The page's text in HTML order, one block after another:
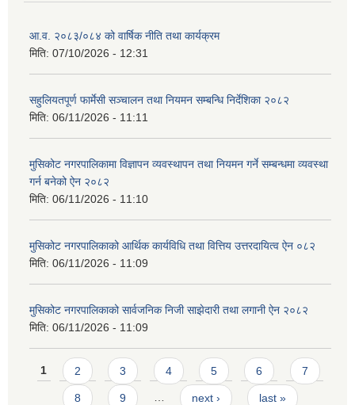
आ.व. २०८३/०८४ को वार्षिक नीति तथा कार्यक्रम
मिति: 07/10/2026 - 12:31
सहुलियतपूर्ण फार्मेसी सञ्चालन तथा नियमन सम्बन्धि निर्देशिका २०८२
मिति: 06/11/2026 - 11:11
मुसिकोट नगरपालिकामा विज्ञापन व्यवस्थापन तथा नियमन गर्ने सम्बन्धमा व्यवस्था
गर्न बनेको ऐन २०८२
मिति: 06/11/2026 - 11:10
मुसिकोट नगरपालिकाको आर्थिक कार्यविधि तथा वित्तिय उत्तरदायित्व ऐन ०८२
मिति: 06/11/2026 - 11:09
मुसिकोट नगरपालिकाको सार्वजनिक निजी साझेदारी तथा लगानी ऐन २०८२
मिति: 06/11/2026 - 11:09
Pages
1 2 3 4 5 6 7
8 9 … next › last »